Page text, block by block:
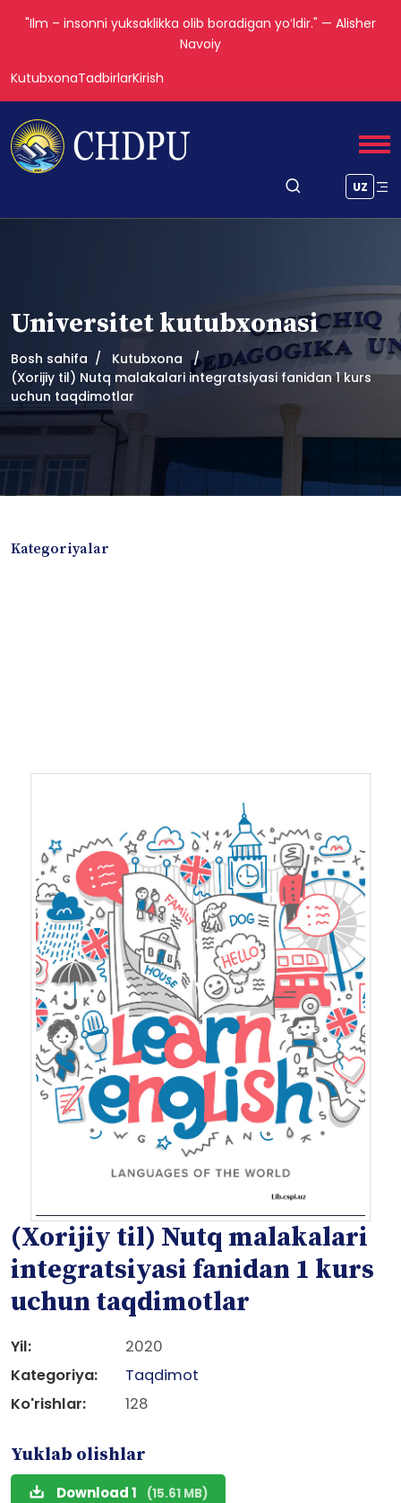
"Ilm – insonni yuksaklikka olib boradigan yoʻldir." — Alisher
Navoiy
KutubxonaTadbirlarKirish
UZ
Universitet kutubxonasi
Bosh sahifa
Kutubxona
(Xorijiy til) Nutq malakalari integratsiyasi fanidan 1 kurs
uchun taqdimotlar
Kategoriyalar
(Xorijiy til) Nutq malakalari
integratsiyasi fanidan 1 kurs
uchun taqdimotlar
Yil:
2020
Kategoriya:
Taqdimot
Ko'rishlar:
128
Yuklab olishlar
Download 1 (15.61 MB)